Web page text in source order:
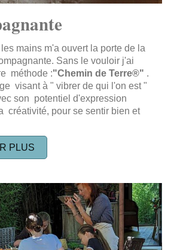
mains m'a ouvert la porte de la
Sans le vouloir j'ai
méthode :"Chemin de Terre®" .
visant à " vibrer de qui l'on est "
son potentiel d'expression
créativité, pour se sentir bien et
PLUS